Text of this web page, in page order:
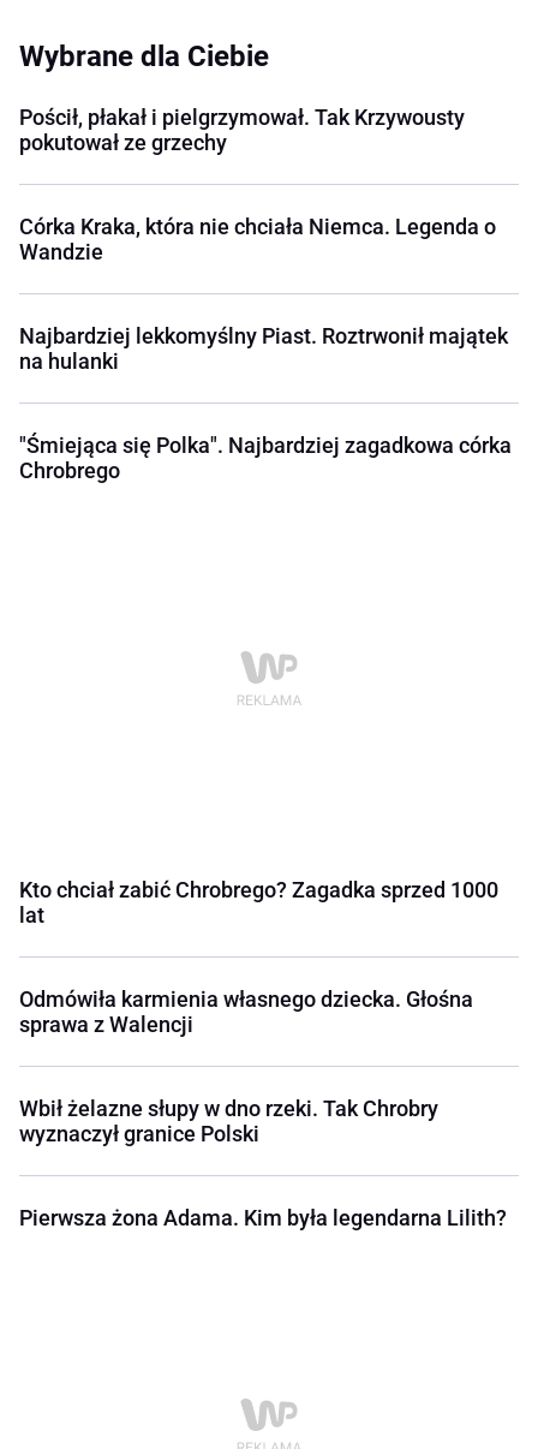
Wybrane dla Ciebie
Pościł, płakał i pielgrzymował. Tak Krzywousty
pokutował ze grzechy
Córka Kraka, która nie chciała Niemca. Legenda o
Wandzie
Najbardziej lekkomyślny Piast. Roztrwonił majątek
na hulanki
"Śmiejąca się Polka". Najbardziej zagadkowa córka
Chrobrego
Kto chciał zabić Chrobrego? Zagadka sprzed 1000
lat
Odmówiła karmienia własnego dziecka. Głośna
sprawa z Walencji
Wbił żelazne słupy w dno rzeki. Tak Chrobry
wyznaczył granice Polski
Pierwsza żona Adama. Kim była legendarna Lilith?